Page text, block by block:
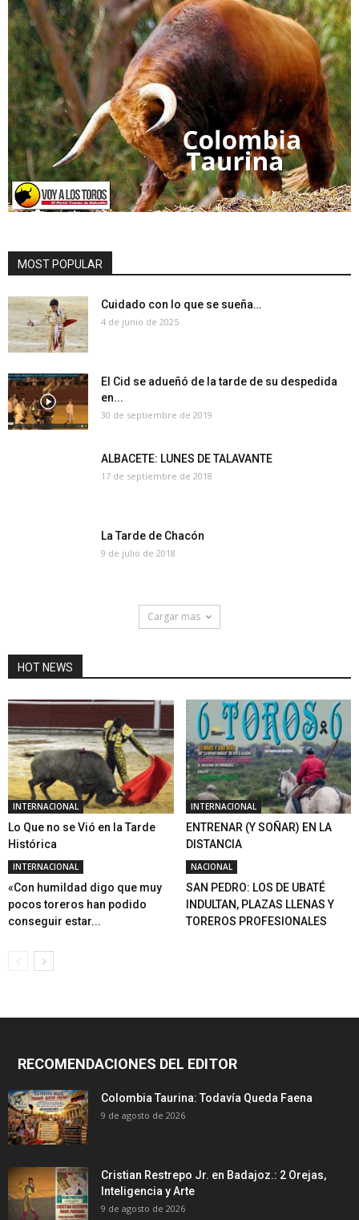
MOST POPULAR
Cuidado con lo que se sueña…
4 de junio de 2025
El Cid se adueñó de la tarde de su despedida
en...
30 de septiembre de 2019
ALBACETE: LUNES DE TALAVANTE
17 de septiembre de 2018
La Tarde de Chacón
9 de julio de 2018
Cargar mas
HOT NEWS
INTERNACIONAL
Lo Que no se Vió en la Tarde
Histórica
INTERNACIONAL
ENTRENAR (Y SOÑAR) EN LA
DISTANCIA
INTERNACIONAL
«Con humildad digo que muy
pocos toreros han podido
conseguir estar...
NACIONAL
SAN PEDRO: LOS DE UBATÉ
INDULTAN, PLAZAS LLENAS Y
TOREROS PROFESIONALES
RECOMENDACIONES DEL EDITOR
Colombia Taurina: Todavía Queda Faena
9 de agosto de 2026
Cristian Restrepo Jr. en Badajoz.: 2 Orejas,
Inteligencia y Arte
9 de agosto de 2026